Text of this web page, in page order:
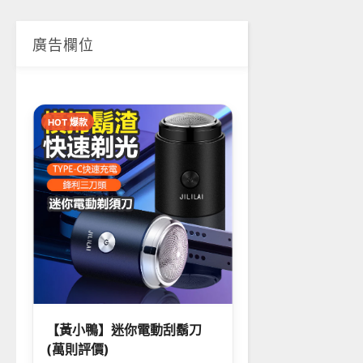
廣告欄位
HOT 爆款
【黃小鴨】迷你電動刮鬍刀
(萬則評價)